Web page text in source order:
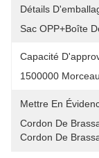
Détails
Sac OPP+boîte
Capacité
1500000
Mettre En
Cordon De
Cordon De